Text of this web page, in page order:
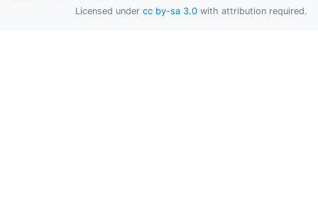
Licensed under cc by-sa 3.0 with attribution required.